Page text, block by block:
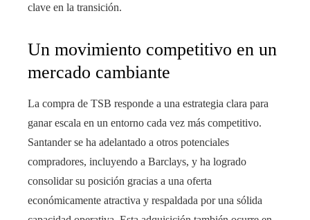
clave en la transición.
Un movimiento competitivo en un
mercado cambiante
La compra de TSB responde a una estrategia clara para
ganar escala en un entorno cada vez más competitivo.
Santander se ha adelantado a otros potenciales
compradores, incluyendo a Barclays, y ha logrado
consolidar su posición gracias a una oferta
económicamente atractiva y respaldada por una sólida